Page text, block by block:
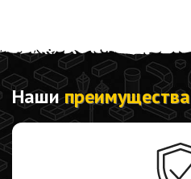
Нашипреимущества